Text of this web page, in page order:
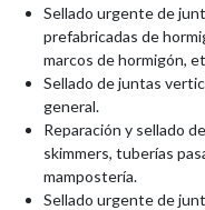
Sellado urgente de
prefabricadas de
marcos de hormigón,
Sellado de juntas
general.
Reparación y sellado
skimmers, tuberías
mampostería.
Sellado urgente de